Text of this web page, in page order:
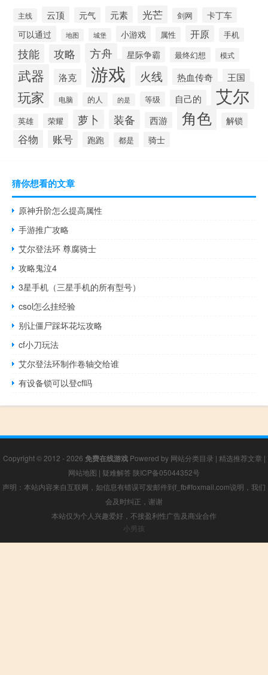
主线 云顶 元气 元素 光芒 剑网 卡丁车
可以通过 地图 城堡 小游戏 属性 开原 手机
技能 攻略 方舟 星际争霸 最终幻想 模式
武器 洛克 游戏 火线 热血传奇 王国
玩家 电脑 的人 的是 等级 自己的 艾尔
英雄 荣耀 萝卜 装备 西游 角色 解锁
谷物 账号 跑跑 都是 骑士
猜你想看的文章
原神升阶怎么提高属性
手游推广攻略
艾尔登法环 尊腐骑士
攻略鬼泣4
3星手机（三星手机的所有型号）
csol怎么挂经验
别让僵尸踩坏花坛攻略
cf小刀玩法
艾尔登法环制作卷轴交给谁
有设备锁可以登cf吗
Copyright © 2012 - 2026 免费在线游戏Powered by 网站分类目录 | 精选推荐文章 |
网站地图 | 疑难解答 陕ICP备05044352号
声明：本站内容来自互联网，如信息有错误可发邮件到f_fb#foxmail.com说明，我们
会及时纠正，谢谢
本站仅为个人兴趣爱好，不接盈利性广告及商业合作
小男孩